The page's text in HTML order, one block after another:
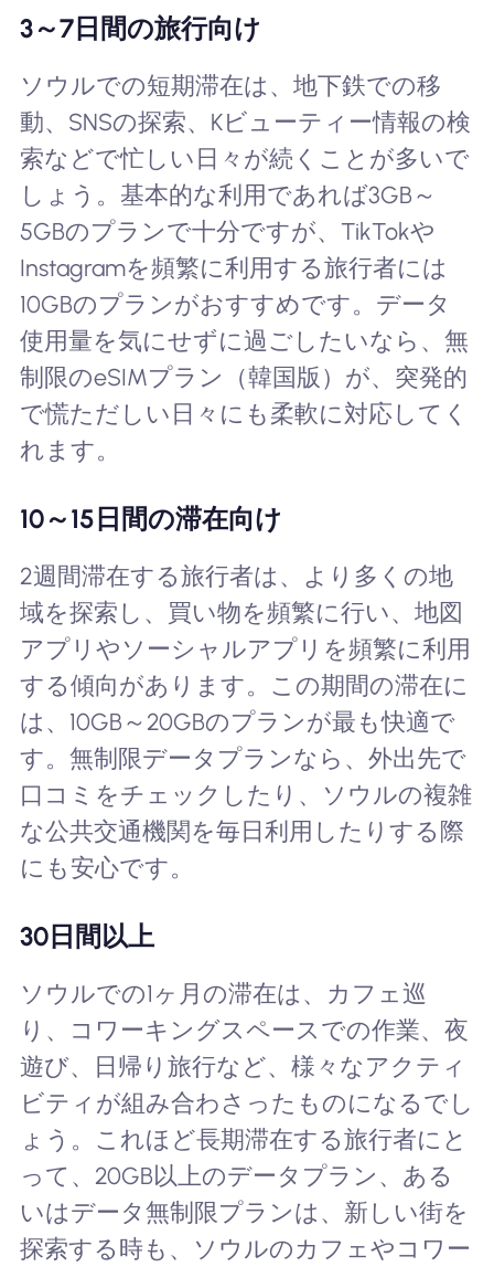
3～7日間の旅行向け
ソウルでの短期滞在は、地下鉄での移
動、SNSの探索、Kビューティー情報の検
索などで忙しい日々が続くことが多いで
しょう。基本的な利用であれば3GB～
5GBのプランで十分ですが、TikTokや
Instagramを頻繁に利用する旅行者には
10GBのプランがおすすめです。データ
使用量を気にせずに過ごしたいなら、無
制限のeSIMプラン（韓国版）が、突発的
で慌ただしい日々にも柔軟に対応してく
れます。
10～15日間の滞在向け
2週間滞在する旅行者は、より多くの地
域を探索し、買い物を頻繁に行い、地図
アプリやソーシャルアプリを頻繁に利用
する傾向があります。この期間の滞在に
は、10GB～20GBのプランが最も快適で
す。無制限データプランなら、外出先で
口コミをチェックしたり、ソウルの複雑
な公共交通機関を毎日利用したりする際
にも安心です。
30日間以上
ソウルでの1ヶ月の滞在は、カフェ巡
り、コワーキングスペースでの作業、夜
遊び、日帰り旅行など、様々なアクティ
ビティが組み合わさったものになるでし
ょう。これほど長期滞在する旅行者にと
って、20GB以上のデータプラン、ある
いはデータ無制限プランは、新しい街を
探索する時も、ソウルのカフェやコワー